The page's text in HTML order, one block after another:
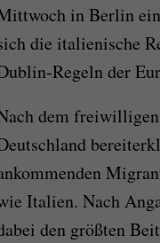
in Berlin
die italienische
Regeln der
dem
Italien. Nach
den größten